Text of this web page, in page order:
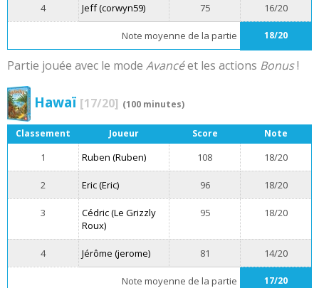
4 Jeff (corwyn59) 75 16/20
Note moyenne de la partie 18/20
Partie jouée avec le mode Avancéet les actions Bonus!
Hawaï [17/20] (100 minutes)
Classement Joueur Score Note
1 Ruben (Ruben) 108 18/20
2 Eric (Eric) 96 18/20
3
Cédric (Le Grizzly
Roux)
95 18/20
4 Jérôme (jerome) 81 14/20
Note moyenne de la partie 17/20